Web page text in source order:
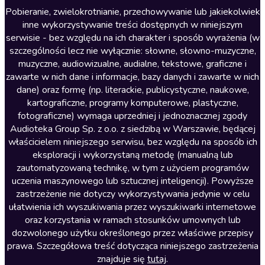
Literatura anglojęzyczna
Literatura faktu
Literatura obyczajowa
Literatura piękna obca
Literatura piękna polska
Nagrania relaksacyjne
Nauka języków
Nauki humanistyczne
Podcasty i audycje
Polityka
Prasa
Religia
Romans
Pobieranie, zwielokrotnianie, przechowywanie lub jakiekolwiek
inne wykorzystywanie treści dostępnych w niniejszym
serwisie - bez względu na ich charakter i sposób wyrażenia (w
szczególności lecz nie wyłącznie: słowne, słowno-muzyczne,
muzyczne, audiowizualne, audialne, tekstowe, graficzne i
zawarte w nich dane i informacje, bazy danych i zawarte w nich
dane) oraz formę (np. literackie, publicystyczne, naukowe,
kartograficzne, programy komputerowe, plastyczne,
fotograficzne) wymaga uprzedniej i jednoznacznej zgody
Audioteka Group Sp. z o.o. z siedzibą w Warszawie, będącej
właścicielem niniejszego serwisu, bez względu na sposób ich
eksploracji i wykorzystaną metodę (manualną lub
zautomatyzowaną technikę, w tym z użyciem programów
uczenia maszynowego lub sztucznej inteligencji). Powyższe
zastrzeżenie nie dotyczy wykorzystywania jedynie w celu
ułatwienia ich wyszukiwania przez wyszukiwarki internetowe
oraz korzystania w ramach stosunków umownych lub
dozwolonego użytku określonego przez właściwe przepisy
prawa. Szczegółowa treść dotycząca niniejszego zastrzeżenia
znajduje się tutaj.